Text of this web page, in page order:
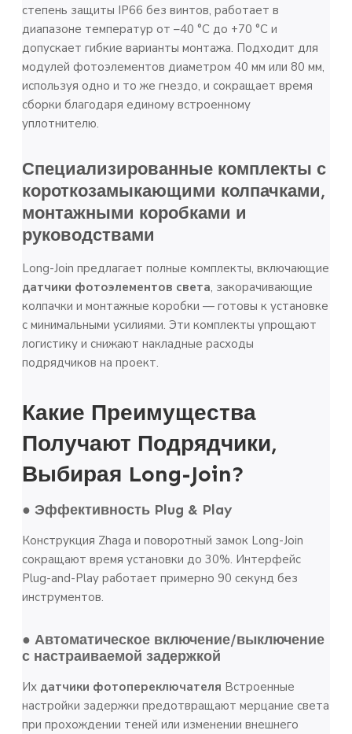
степень защиты IP66 без винтов, работает в
диапазоне температур от –40 °C до +70 °C и
допускает гибкие варианты монтажа. Подходит для
модулей фотоэлементов диаметром 40 мм или 80 мм,
используя одно и то же гнездо, и сокращает время
сборки благодаря единому встроенному
уплотнителю.
Специализированные комплекты с
короткозамыкающими колпачками,
монтажными коробками и
руководствами
Long-Join предлагает полные комплекты, включающие
датчики фотоэлементов света, закорачивающие
колпачки и монтажные коробки — готовы к установке
с минимальными усилиями. Эти комплекты упрощают
логистику и снижают накладные расходы
подрядчиков на проект.
Какие Преимущества
Получают Подрядчики,
Выбирая Long-Join?
● Эффективность Plug & Play
Конструкция Zhaga и поворотный замок Long-Join
сокращают время установки до 30%. Интерфейс
Plug-and-Play работает примерно 90 секунд без
инструментов.
● Автоматическое включение/выключение
с настраиваемой задержкой
Их датчики фотопереключателя Встроенные
настройки задержки предотвращают мерцание света
при прохождении теней или изменении внешнего